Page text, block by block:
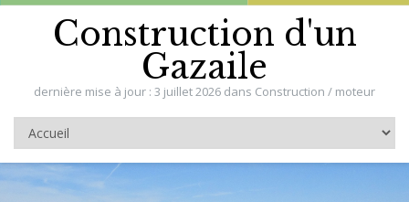
Construction d'un
Gazaile
dernière mise à jour : 3 juillet 2026 dans Construction / moteur